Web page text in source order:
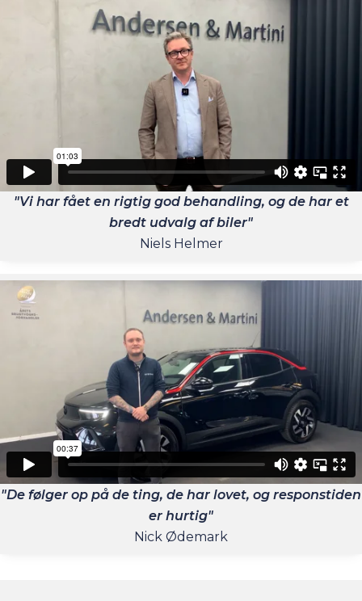
"Vi har fået en rigtig god behandling, og de har et
bredt udvalg af biler"
Niels Helmer
"De følger op på de ting, de har lovet, og responstiden
er hurtig"
Nick Ødemark